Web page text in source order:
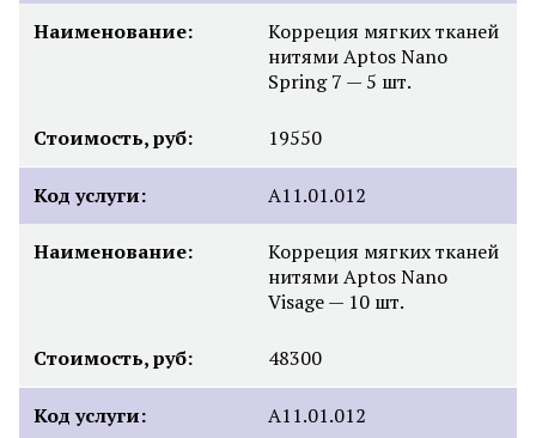
Наименование:
Корреция мягких тканей
нитями Aptos Nano
Spring 7 — 5 шт.
Стоимость, руб: 19550
Код услуги: A11.01.012
Наименование:
Корреция мягких тканей
нитями Aptos Nano
Visage — 10 шт.
Стоимость, руб: 48300
Код услуги: A11.01.012